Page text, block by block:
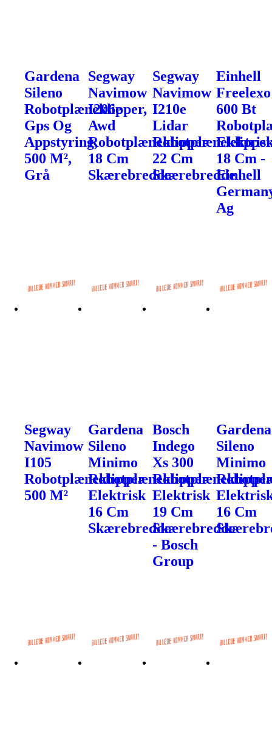
Gardena
Sileno
Robotplæneklipper,
Gps Og
Appstyring,
500 M²,
Grå
Segway
Navimow
I206e
Awd
Robotplæneklipper
18 Cm
Skærebredde
Segway
Navimow
I210e
Lidar
Robotplæneklipper
22 Cm
Skærebredde
Einhell
Freelexo
600 Bt
18 Cm -
Einhell
Ag
Segway
Navimow
I105
Robotplæneklipper
500 M²
Gardena
Sileno
Minimo
Robotplæneklipper
Elektrisk
16 Cm
Skærebredde
Bosch
Indego
Xs 300
Robotplæneklipper
Elektrisk
19 Cm
Skærebredde
- Bosch
Group
Gardena
Sileno
Minimo
16 Cm